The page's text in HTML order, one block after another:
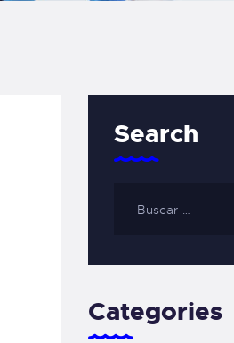
Search
Categories